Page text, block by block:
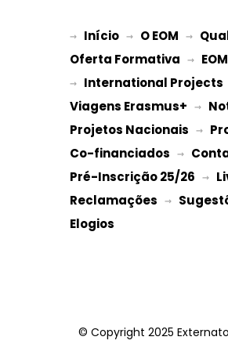
→ Início → O EOM →
Oferta Formativa →
→ International Projects
Viagens Erasmus+ →
Projetos Nacionais →
Co-financiados →
Pré-Inscrição 25/26 →
Reclamações →
Elogios
© Copyright 2025